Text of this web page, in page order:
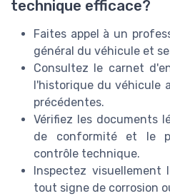
technique efficace?
Faites appel à un
général du véhicule et
Consultez le carnet
l'historique du véhicule
précédentes.
Vérifiez les documents
de conformité et le
contrôle technique.
Inspectez
tout signe de corrosion